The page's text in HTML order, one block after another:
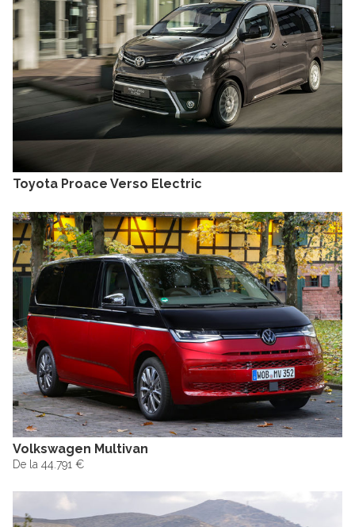
Toyota Proace Verso Electric
Volkswagen Multivan
De la 44.791 €